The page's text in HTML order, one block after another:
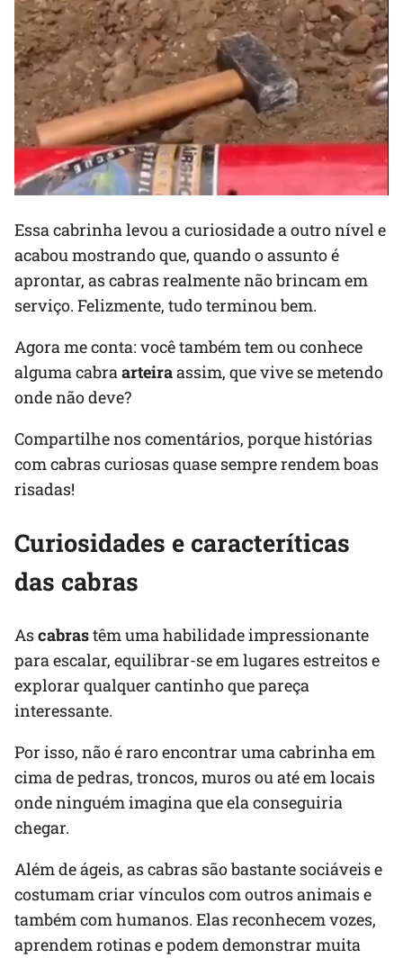
Essa cabrinha levou a curiosidade a outro nível e
acabou mostrando que, quando o assunto é
aprontar, as cabras realmente não brincam em
serviço. Felizmente, tudo terminou bem.
Agora me conta: você também tem ou conhece
alguma cabraarteiraassim, que vive se metendo
onde não deve?
Compartilhe nos comentários, porque histórias
com cabras curiosas quase sempre rendem boas
risadas!
Curiosidades e caracteríticas
das cabras
Ascabrastêm uma habilidade impressionante
para escalar, equilibrar-se em lugares estreitos e
explorar qualquer cantinho que pareça
interessante.
Por isso, não é raro encontrar uma cabrinha em
cima de pedras, troncos, muros ou até em locais
onde ninguém imagina que ela conseguiria
chegar.
Além de ágeis, as cabras são bastante sociáveis e
costumam criar vínculos com outros animais e
também com humanos. Elas reconhecem vozes,
aprendem rotinas e podem demonstrar muita